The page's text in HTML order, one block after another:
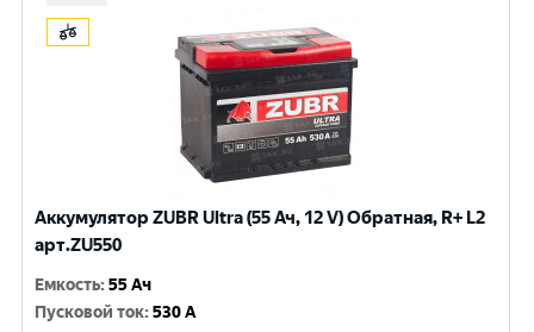
Аккумулятор ZUBR Ultra (55 Ач, 12 V) Обратная, R+ L2
арт.ZU550
Емкость:55 Ач
Пусковой ток:530 A